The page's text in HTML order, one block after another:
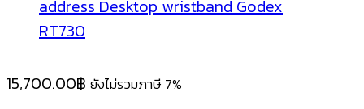
15,700.00฿ ยังไม่รวมภาษี 7%